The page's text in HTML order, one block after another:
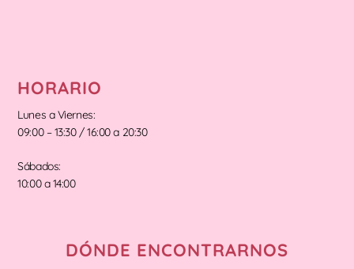
HORARIO
Lunes a Viernes:
09:00 – 13:30 / 16:00 a 20:30
Sábados:
10:00 a 14:00
DÓNDE ENCONTRARNOS